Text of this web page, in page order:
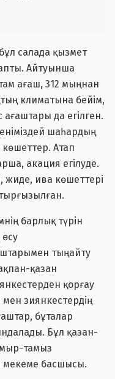
салада қызмет
Айтуынша
ағаш, 312 мыңнан
климатына бейім,
ағаштары да егілген.
шаһардың
Атап
акация егілуде.
жиде, ива көшеттері
барлық түрін
тыңайту
қазан
қорғау
зиянкестердің
бұталар
Бұл қазан-
тамыз
мекеме басшысы.